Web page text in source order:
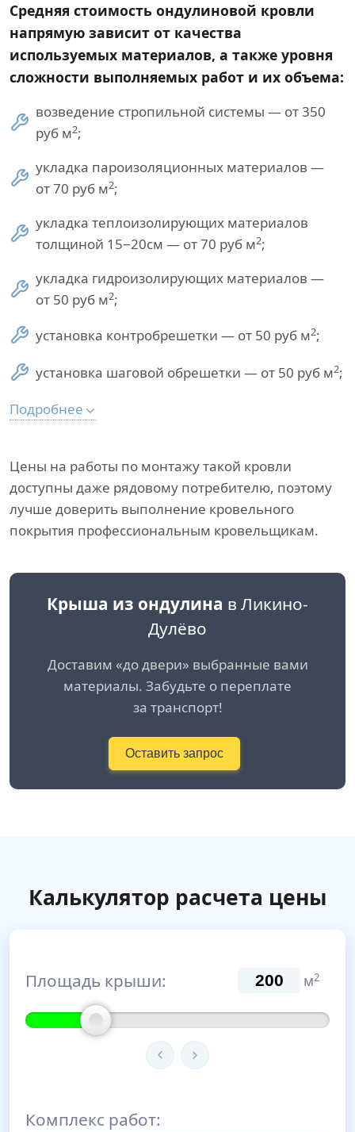
Средняя стоимость ондулиновой кровли
напрямую зависит от качества
используемых материалов, а также уровня
сложности выполняемых работ и их объема:
возведение стропильной системы — от 350
руб м2;
укладка пароизоляционных материалов —
от 70 руб м2;
укладка теплоизолирующих материалов
толщиной 15−20см — от 70 руб м2;
укладка гидроизолирующих материалов —
от 50 руб м2;
установка контробрешетки — от 50 руб м2;
установка шаговой обрешетки — от 50 руб м2;
Подробнее
Цены на работы по монтажу такой кровли
доступны даже рядовому потребителю, поэтому
лучше доверить выполнение кровельного
покрытия профессиональным кровельщикам.
Крыша из ондулина в Ликино-
Дулёво
Доставим «до двери» выбранные вами
материалы. Забудьте о переплате
за транспорт!
Оставить запрос
Калькулятор расчета цены
Площадь крыши: м2
Комплекс работ: